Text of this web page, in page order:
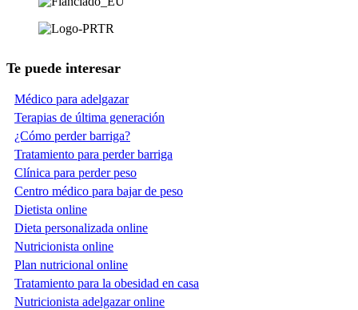
Te puede interesar
Médico para adelgazar
Terapias de última generación
¿Cómo perder barriga?
Tratamiento para perder barriga
Clínica para perder peso
Centro médico para bajar de peso
Dietista online
Dieta personalizada online
Nutricionista online
Plan nutricional online
Tratamiento para la obesidad en casa
Nutricionista adelgazar online